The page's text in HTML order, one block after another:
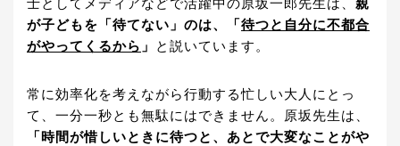
士としてメディアなどで活躍中の原坂一郎先生は、 親
が子どもを「待てない」のは、「 待つと自分に不都合
がやってくるから 」 と説いています。
常に効率化を考えながら行動する忙しい大人にとっ
て、一分一秒とも無駄にはできません。原坂先生は、
「時間が惜しいときに待つと、あとで大変なことがや